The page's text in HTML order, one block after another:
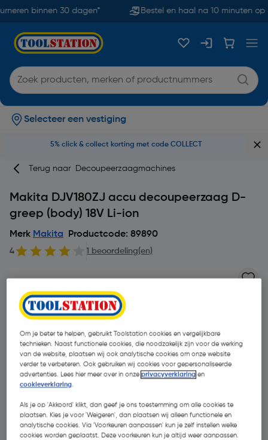
binnen 30 dagen* Bestel en haal na 10 minuten op
Selecteer een vestiging
5% click & collect korting met code COLLECT
Terug naar Decoupeerzaagmachines
Makita DJV180ZJ accu decoupeerzaag D-
greep (body) 18V Li-ion
Merk Makita Productcode: 89890
4 1 beoordeling(en)
Om je beter te helpen, gebruikt Toolstation cookies en vergelijkbare
technieken. Naast functionele cookies, die noodzakelijk zijn voor de werking
van de website, plaatsen wij ook analytische cookies om onze website
verder te verbeteren. Ook gebruiken wij cookies voor gepersonaliseerde
advertenties. Lees hier meer over in onzeprivacyverklaring en
cookieverklaring.
Als je op 'Akkoord' klikt, dan geef je ons toestemming om alle cookies te
plaatsen. Kies je voor 'Weigeren', dan plaatsen wij alleen functionele en
analytische cookies. Via 'Voorkeuren aanpassen' kun je zelf instellen welke
cookies worden geplaatst. Deze voorkeuren kun je altijd weer aanpassen.